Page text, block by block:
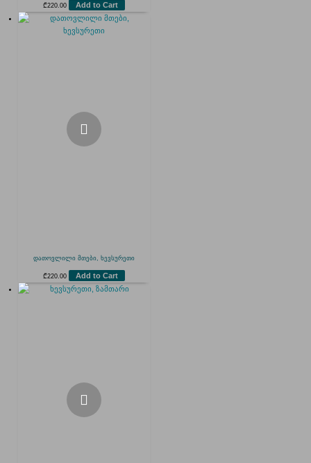
₾220.00 Add to Cart
დათოვლილი მთები, ხევსურეთი
₾220.00 Add to Cart